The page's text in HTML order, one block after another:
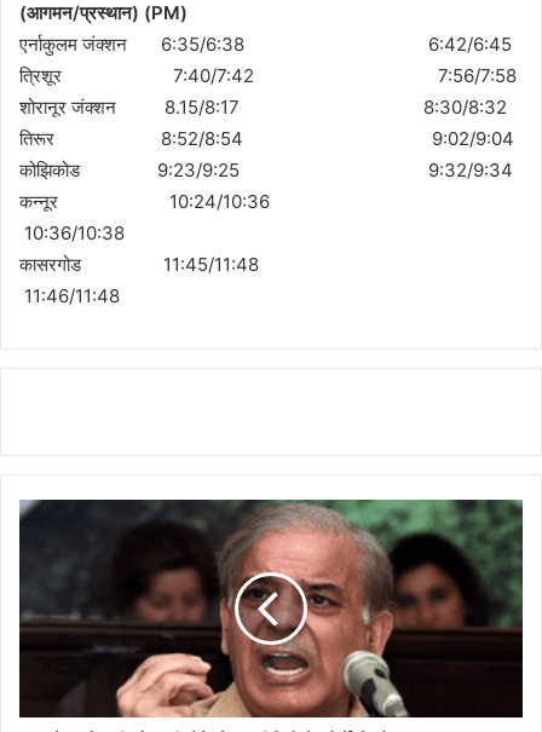
(आगमन/प्रस्थान) (PM)
एर्नाकुलम जंक्शन 6:35/6:38 6:42/6:45
त्रिशूर 7:40/7:42 7:56/7:58
शोरानूर जंक्शन 8.15/8:17 8:30/8:32
तिरूर 8:52/8:54 9:02/9:04
कोझिकोड 9:23/9:25 9:32/9:34
कन्नूर 10:24/10:36
10:36/10:38
कासरगोड 11:45/11:48
11:46/11:48